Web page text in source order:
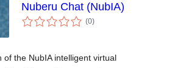
Nuberu Chat (NubIA)
(0укупних
оцена
)
of the NubIA intelligent virtual